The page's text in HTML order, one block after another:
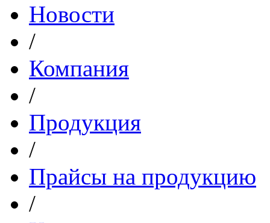
Новости
/
Компания
/
Продукция
/
Прайсы на продукцию
/